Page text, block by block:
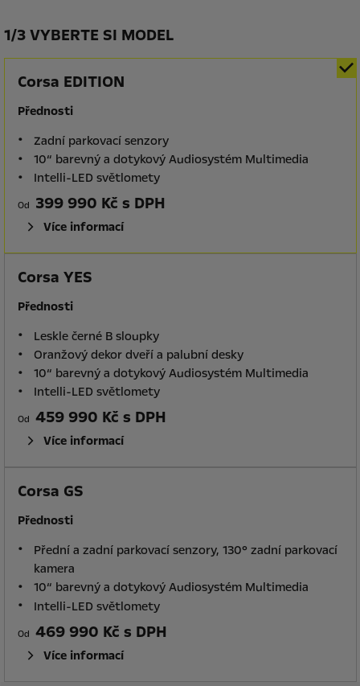
1/3 VYBERTE SI MODEL
Corsa EDITION
Přednosti
Zadní parkovací senzory
10“ barevný a dotykový Audiosystém Multimedia
Intelli-LED světlomety
Od 399 990 Kč s DPH
Více informací
Corsa YES
Přednosti
Leskle černé B sloupky
Oranžový dekor dveří a palubní desky
10“ barevný a dotykový Audiosystém Multimedia
Intelli-LED světlomety
Od 459 990 Kč s DPH
Více informací
Corsa GS
Přednosti
Přední a zadní parkovací senzory, 130° zadní parkovací
kamera
10“ barevný a dotykový Audiosystém Multimedia
Intelli-LED světlomety
Od 469 990 Kč s DPH
Více informací